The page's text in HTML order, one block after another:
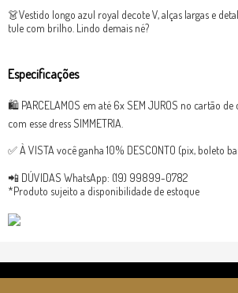
👗Vestido longo azul royal decote V, alças largas e
tule com brilho. Lindo demais né?
Especificações
🛍 PARCELAMOS em até 6x SEM JUROS no cartão
com esse dress SIMMETRIA.
✅ À VISTA você ganha 10% DESCONTO (pix, boleto
📲 DÚVIDAS WhatsApp: (19) 99899-0782
*Produto sujeito a disponibilidade de estoque